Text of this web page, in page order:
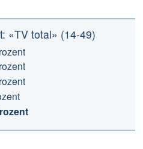
«TV total» (14-49)